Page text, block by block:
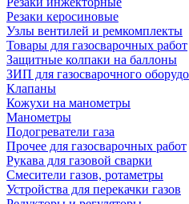
Резаки керосиновые
Узлы вентилей и ремкомплекты
Товары для газосварочных работ
Защитные колпаки на баллоны
ЗИП для газосварочного
Клапаны
Кожухи на манометры
Манометры
Подогреватели газа
Прочее для газосварочных работ
Рукава для газовой сварки
Смесители газов, ротаметры
Устройства для перекачки газов